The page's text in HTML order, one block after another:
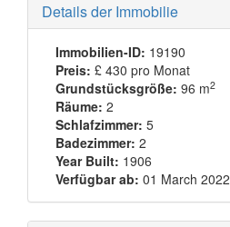
Details der Immobilie
Immobilien-ID: 19190
Preis: £ 430 pro Monat
Grundstücksgröße: 96 m2
Räume: 2
Schlafzimmer: 5
Badezimmer: 2
Year Built: 1906
Verfügbar ab: 01 March 2022